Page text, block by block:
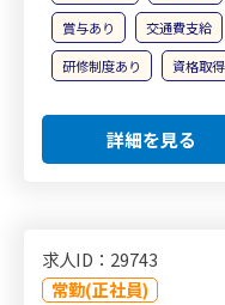
賞与あり
交通費支給
研修制度あり
資格取
詳細を見る
求人ID：29743
常勤(正社員)